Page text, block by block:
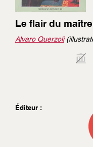
Le flair du
Alvaro Querzoli
Éditeur :